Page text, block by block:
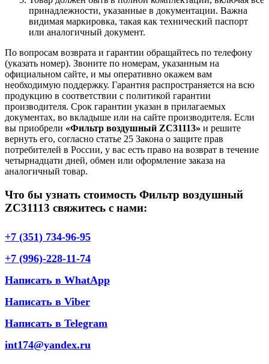
принадлежности, указанные в документации. Важна
видимая маркировка, такая как технический паспорт
или аналогичный документ.
По вопросам возврата и гарантии обращайтесь по телефону
(указать номер). Звоните по номерам, указанным на
официальном сайте, и мы оперативно окажем вам
необходимую поддержку. Гарантия распространяется на всю
продукцию в соответствии с политикой гарантии
производителя. Срок гарантии указан в прилагаемых
документах, во вкладыше или на сайте производителя. Если
вы приобрели «Фильтр воздушный ZC31113» и решите
вернуть его, согласно статье 25 Закона о защите прав
потребителей в России, у вас есть право на возврат в течение
четырнадцати дней, обмен или оформление заказа на
аналогичный товар.
Что бы узнать стоимость Фильтр воздушный
ZC31113 свяжитесь с нами:
+7 (351) 734-96-95
+7 (996)-228-11-74
Написать в WhatApp
Написать в Viber
Написать в Telegram
int174@yandex.ru